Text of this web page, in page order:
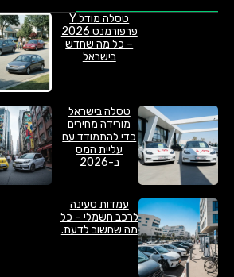
טסלה מודל Y
פרפורמנס 2026
– כל מה שחדש
בישראל
טסלה בישראל
מורידה מחירים
כדי להתמודד עם
עליית המס
ב-2026
עמדות טעינה
לרכב חשמלי – כל
מה שחשוב לדעת.